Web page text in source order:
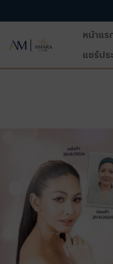
ไป
เนื้อหา
หน้าแร
แชร์ป